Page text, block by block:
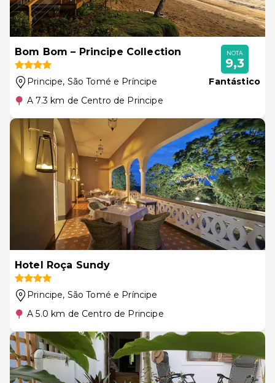
Bom Bom – Principe Collection
Principe, São Tomé e Príncipe
A 7.3 km de Centro de Principe
NOTA
9,3
Fantástico
Hotel Roça Sundy
Principe, São Tomé e Príncipe
A 5.0 km de Centro de Principe